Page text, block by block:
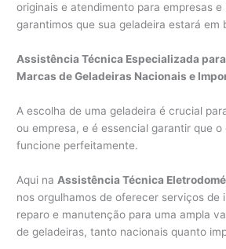
originais e atendimento para empresas e
garantimos que sua geladeira estará em
Assistência Técnica Especializada
Marcas de Geladeiras Nacionais e
A escolha de uma geladeira é crucial
ou empresa, e é essencial garantir que
funcione perfeitamente.
Aqui na Assistência Técnica
nos orgulhamos de oferecer serviços de
reparo e manutenção para uma ampla
de geladeiras, tanto nacionais quanto